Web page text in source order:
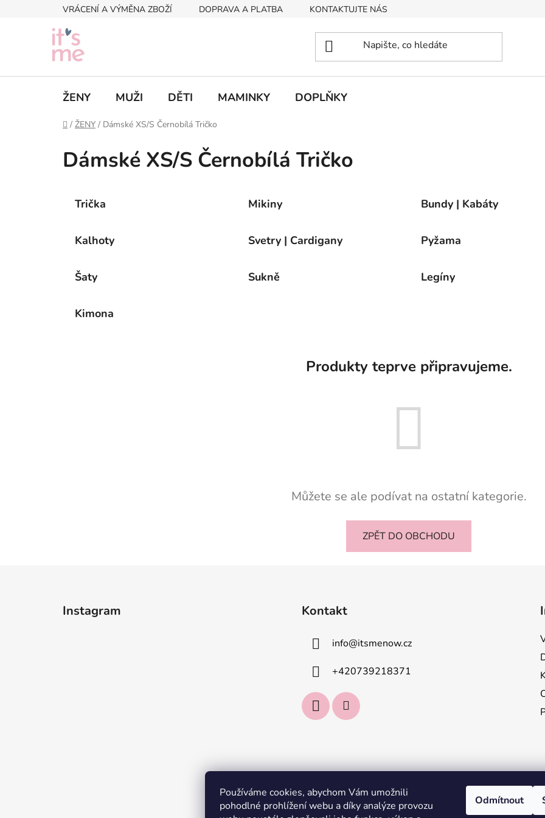
Používáme cookies, abychom Vám umožnili
pohodlné prohlížení webu a díky analýze provozu
Odmítnout
VRÁCENÍ A VÝMĚNA ZBOŽÍ DOPRAVA A PLATBA KONTAKTUJTE NÁS
ŽENY MUŽI DĚTI MAMINKY DOPLŇKY
Domů
/ ŽENY / Dámské XS/S Černobílá Tričko
Dámské XS/S Černobílá Tričko
Trička Mikiny Bundy | Kabáty
Kalhoty Svetry | Cardigany Pyžama
Šaty Sukně Legíny
Kimona
Produkty teprve připravujeme.
Můžete se ale podívat na ostatní kategorie.
ZPĚT DO OBCHODU
Instagram Kontakt
info@itsmenow.cz
+420739218371